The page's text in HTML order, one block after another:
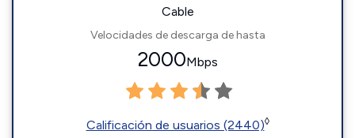
Cable
Velocidades de descarga de hasta
2000Mbps
Calificación de usuarios (2440)◊